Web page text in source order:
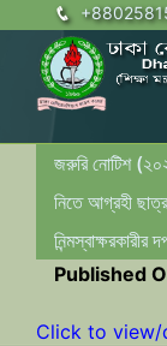
জরুরি নোটিশ
নিতে আগ্রহী
Published
Click to view/